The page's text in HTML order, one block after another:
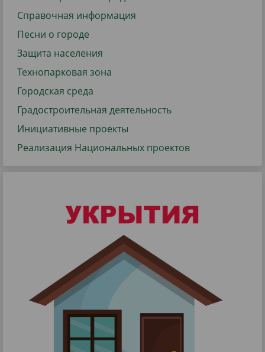
Справочная информация
Песни о городе
Защита населения
Технопарковая зона
Городская среда
Градостроительная деятельность
Инициативные проекты
Реализация Национальных проектов